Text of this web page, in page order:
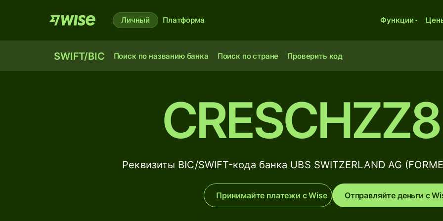
Личный Платформа Функции
SWIFT/BIC Поиск по названию банка Поиск по стране Проверить код
Реквизиты BIC/SWIFT-кода банка UBS SWITZERLAND AG
Принимайте платежи с Wise Отправляйте деньги с